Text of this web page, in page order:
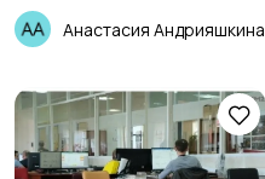
Анастасия Андрияшкина